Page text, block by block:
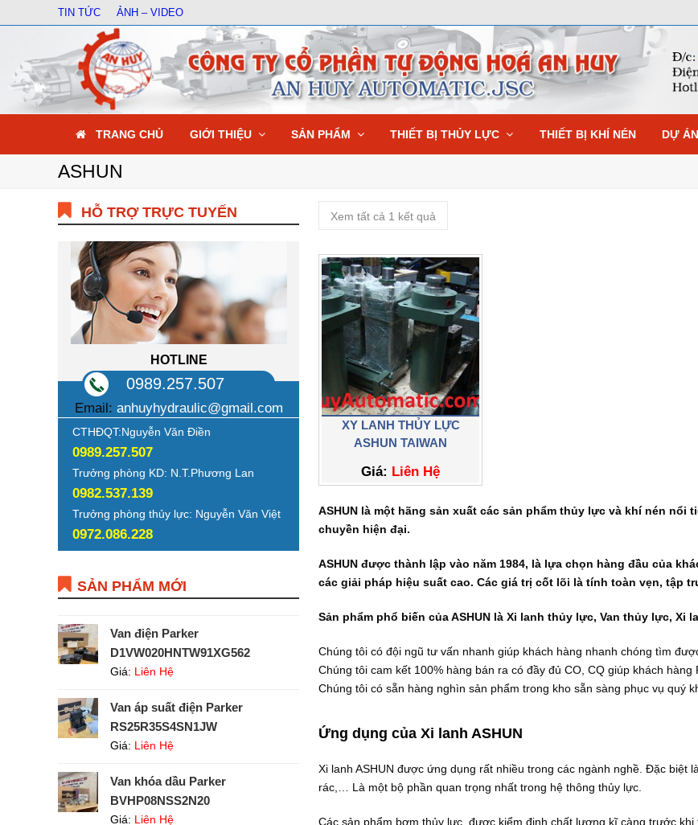
TIN TỨC ẢNH – VIDEO
TRANG CHỦ GIỚI THIỆU SẢN PHẨM THIẾT BỊ THỦY LỰC THIẾT BỊ KHÍ NÉN DỰ ÁN
ASHUN
ASHUN là một hãng sản xuất các sản phẩm thủy lực và khí nén
chuyền hiện đại.
ASHUN được thành lập vào năm 1984, là lựa chọn hàng đầu của
các giải pháp hiệu suất cao. Các giá trị cốt lõi là tính toàn vẹn, tập
Sản phẩm phổ biến của ASHUN là Xi lanh thủy lực, Van thủy lực, Xi
Chúng tôi có đội ngũ tư vấn nhanh giúp khách hàng nhanh chóng tìm
Chúng tôi cam kết 100% hàng bán ra có đầy đủ CO, CQ giúp khách
Chúng tôi có sẵn hàng nghìn sản phẩm trong kho sẵn sàng phục vụ quý
Ứng dụng của Xi lanh ASHUN
Xi lanh ASHUN được ứng dụng rất nhiều trong các ngành nghề. Đặc biệt
rác,… Là một bộ phần quan trọng nhất trong hệ thông thủy lực.
Các sản phẩm bơm thủy lực được kiểm định chất lượng kĩ càng trước khi
Xem tất cả 1 kết quả
XY LANH THỦY LỰC
ASHUN TAIWAN
Giá: Liên Hệ
HỖ TRỢ TRỰC TUYẾN
HOTLINE
0989.257.507
Email: anhuyhydraulic@gmail.com
CTHĐQT:Nguyễn Văn Điền
0989.257.507
Trưởng phòng KD: N.T.Phương Lan
0982.537.139
Trưởng phòng thủy lực: Nguyễn Văn Việt
0972.086.228
SẢN PHẨM MỚI
Van điện Parker
D1VW020HNTW91XG562
Giá: Liên Hệ
Van áp suất điện Parker
RS25R35S4SN1JW
Giá: Liên Hệ
Van khóa dầu Parker
BVHP08NSS2N20
Giá: Liên Hệ